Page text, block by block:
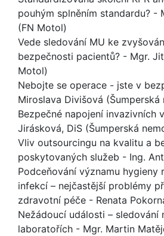
pouhým splněním standardu? -
(FN Motol)
Vede sledování MU ke
bezpečnosti pacientů? - Mgr.
Motol)
Nebojte se operace - jste v
Miroslava Divišová (Šumperská
Bezpečné napojení invazivních
Jirásková, DiS (Šumperská
Vliv outsourcingu na kvalitu a
poskytovaných služeb - Ing.
Podceňování významu hygieny
infekcí – nejčastější problémy
zdravotní péče - Renata
Nežádoucí události – sledování
laboratořích - Mgr. Martin